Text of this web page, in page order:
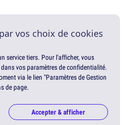
vos choix de cookies
service tiers. Pour l'afficher, vous
vos paramètres de confidentialité.
via le lien "Paramètres de Gestion
de page.
Accepter & afficher